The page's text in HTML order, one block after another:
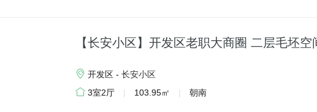
【长安小区】开发区老职大商圈 二层毛坯
开发区 - 长安小区
3室2厅
| 103.95㎡ | 朝南